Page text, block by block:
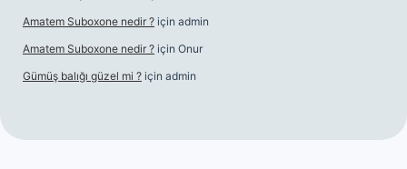
Amatem Suboxone nedir ? için admin
Amatem Suboxone nedir ? için Onur
Gümüş balığı güzel mi ? için admin